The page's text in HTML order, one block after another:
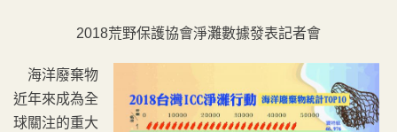
2018荒野保護協會淨灘數據發表記者會
海洋廢棄物
近年來成為全
球關注的重大